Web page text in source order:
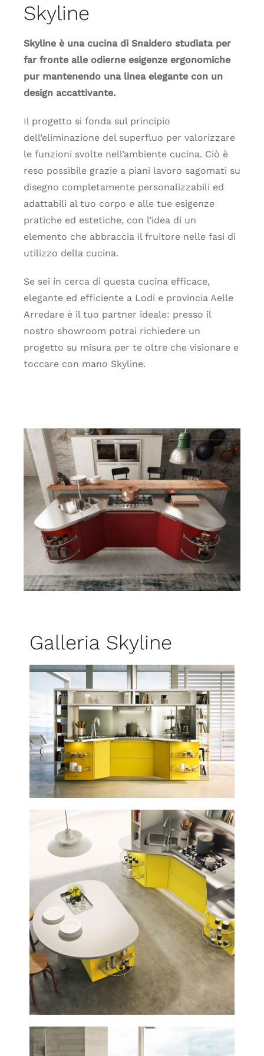
Skyline
Skyline è una cucina di Snaidero studiata per
far fronte alle odierne esigenze ergonomiche
pur mantenendo una linea elegante con un
design accattivante.
Il progetto si fonda sul principio
dell’eliminazione del superfluo per valorizzare
le funzioni svolte nell’ambiente cucina. Ciò è
reso possibile grazie a piani lavoro sagomati su
disegno completamente personalizzabili ed
adattabili al tuo corpo e alle tue esigenze
pratiche ed estetiche, con l’idea di un
elemento che abbraccia il fruitore nelle fasi di
utilizzo della cucina.
Se sei in cerca di questa cucina efficace,
elegante ed efficiente a Lodi e provincia Aelle
Arredare è il tuo partner ideale: presso il
nostro showroom potrai richiedere un
progetto su misura per te oltre che visionare e
toccare con mano Skyline.
Galleria Skyline